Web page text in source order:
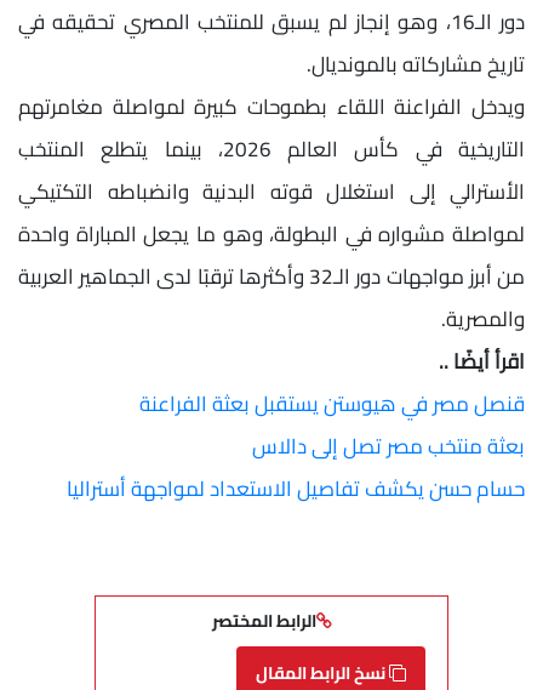
دور الـ16، وهو إنجاز لم يسبق للمنتخب المصري تحقيقه في
تاريخ مشاركاته بالمونديال.
ويدخل الفراعنة اللقاء بطموحات كبيرة لمواصلة مغامرتهم
التاريخية في كأس العالم 2026، بينما يتطلع المنتخب
الأسترالي إلى استغلال قوته البدنية وانضباطه التكتيكي
لمواصلة مشواره في البطولة، وهو ما يجعل المباراة واحدة
من أبرز مواجهات دور الـ32 وأكثرها ترقبًا لدى الجماهير العربية
والمصرية.
اقرأ أيضًا ..
قنصل مصر في هيوستن يستقبل بعثة الفراعنة
بعثة منتخب مصر تصل إلى دالاس
حسام حسن يكشف تفاصيل الاستعداد لمواجهة أستراليا
الرابط المختصر
نسخ الرابط المقال